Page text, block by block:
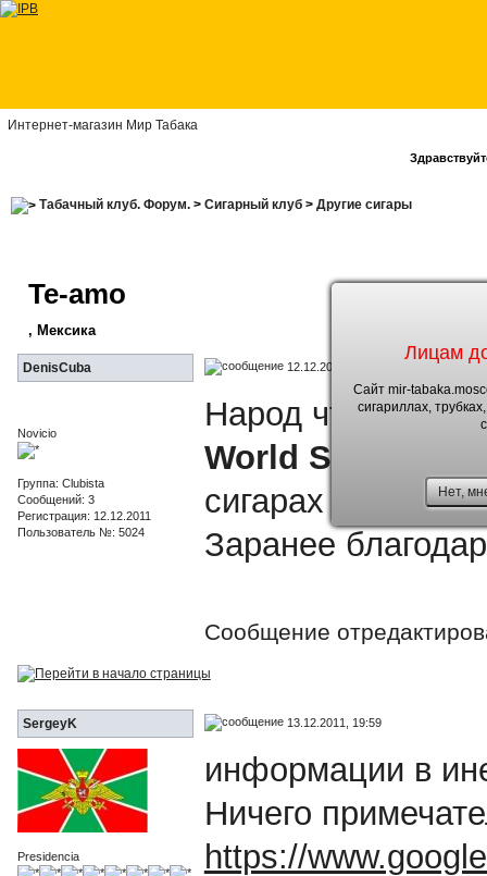
Интернет-магазин Мир Табака
Лицам
Сайт mir-
сигариллах,
Нет,
Табачный клуб. Форум.> Сигарный клуб> Другие сигары
Te-amo
, Мексика
DenisCuba 12.12.2011, 14:12
Novicio
Группа: Clubista
Сообщений: 3
Регистрация: 12.12.2011
Пользователь №: 5024
Народ что
World Selection
сигарах марки
Заранее
Сообщение
SergeyK 13.12.2011, 19:59
Presidencia
информации в
Ничего
https://